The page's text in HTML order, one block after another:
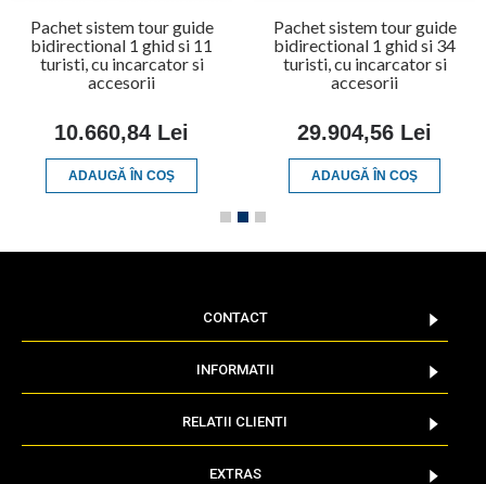
Pachet sistem tour guide
bidirectional 1 ghid si 11
turisti, cu incarcator si
accesorii
10.660,84 Lei
ADAUGĂ ÎN COŞ
Pachet sistem tour guide
bidirectional 1 ghid si 34
turisti, cu incarcator si
accesorii
29.904,56 Lei
ADAUGĂ ÎN COŞ
CONTACT
INFORMATII
RELATII CLIENTI
EXTRAS